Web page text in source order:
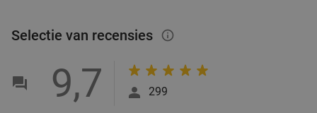
Selectie van recensies info_outlined
9,7 299